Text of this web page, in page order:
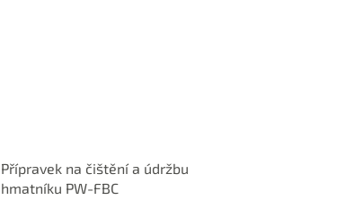
Přípravek na čištění a údržbu
hmatníku PW-FBC